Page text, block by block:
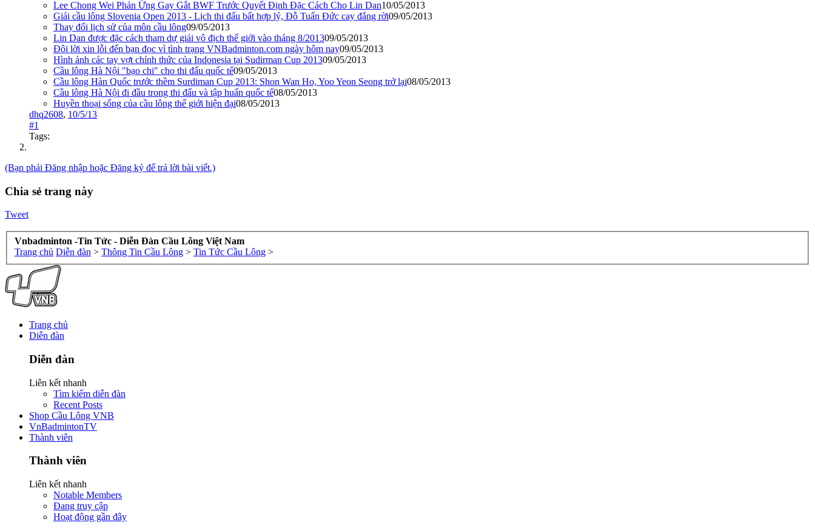
Lee Chong Wei Phản Ứng Gay Gắt BWF Trước Quyết Định Đặc Cách Cho Lin Dan10/05/2013
Giải cầu lông Slovenia Open 2013 - Lịch thi đấu bất hợp lý, Đỗ Tuấn Đức cay đắng rời09/05/2013
Thay đổi lịch sử của môn cầu lông09/05/2013
Lin Dan được đặc cách tham dự giải vô địch thế giới vào tháng 8/201309/05/2013
Đôi lời xin lỗi đến bạn đọc vì tình trạng VNBadminton.com ngày hôm nay09/05/2013
Hình ảnh các tay vợt chính thức của Indonesia tại Sudirman Cup 201309/05/2013
Cầu lông Hà Nội "bạo chi" cho thi đấu quốc tế09/05/2013
Cầu lông Hàn Quốc trước thềm Surdiman Cup 2013: Shon Wan Ho, Yoo Yeon Seong trở lại08/05/2013
Cầu lông Hà Nội đi đầu trong thi đấu và tập huấn quốc tế08/05/2013
Huyền thoại sống của cầu lông thế giới hiện đại08/05/2013
dhq2608, 10/5/13
#1
Tags:
(Bạn phải Đăng nhập hoặc Đăng ký để trả lời bài viết.)
Chia sẻ trang này
Tweet
Vnbadminton -Tin Tức - Diễn Đàn Cầu Lông Việt Nam
Trang chủ Diễn đàn > Thông Tin Cầu Lông > Tin Tức Cầu Lông >
Trang chủ
Diễn đàn
Diễn đàn
Liên kết nhanh
Tìm kiếm diễn đàn
Recent Posts
Shop Cầu Lông VNB
VnBadmintonTV
Thành viên
Thành viên
Liên kết nhanh
Notable Members
Đang truy cập
Hoạt động gần đây